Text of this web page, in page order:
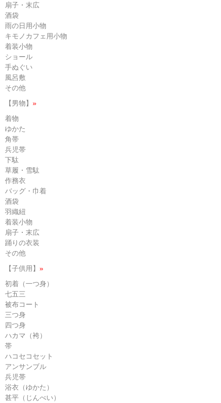
扇子・末広
酒袋
雨の日用小物
キモノカフェ用小物
着装小物
ショール
手ぬぐい
風呂敷
その他
【男物】 »
着物
ゆかた
角帯
兵児帯
下駄
草履・雪駄
作務衣
バッグ・巾着
酒袋
羽織紐
着装小物
扇子・末広
踊りの衣装
その他
【子供用】 »
初着（一つ身）
七五三
被布コート
三つ身
四つ身
ハカマ（袴）
帯
ハコセコセット
アンサンブル
兵児帯
浴衣（ゆかた）
甚平（じんべい）